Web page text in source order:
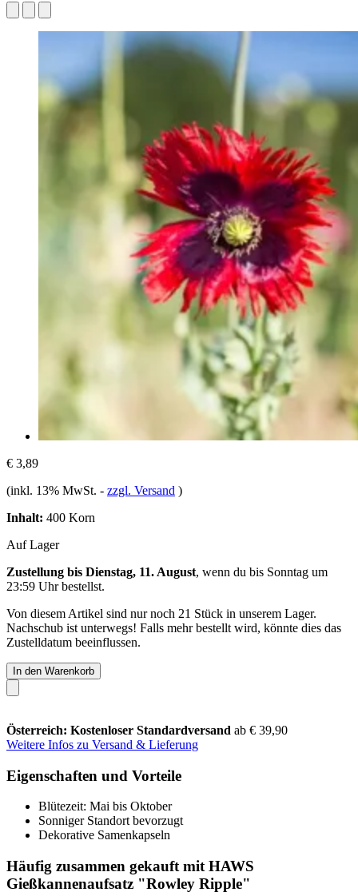
€ 3,89
(inkl. 13% MwSt. - zzgl. Versand )
Inhalt: 400 Korn
Auf Lager
Zustellung bis Dienstag, 11. August, wenn du bis Sonntag um
23:59 Uhrbestellst.
Von diesem Artikel sind nur noch 21 Stück in unserem Lager.
Nachschub ist unterwegs! Falls mehr bestellt wird, könnte dies das
Zustelldatum beeinflussen.
In den Warenkorb
Österreich: Kostenloser Standardversand ab € 39,90
Weitere Infos zu Versand & Lieferung
Eigenschaften und Vorteile
Blütezeit: Mai bis Oktober
Sonniger Standort bevorzugt
Dekorative Samenkapseln
Häufig zusammen gekauft mit HAWS
Gießkannenaufsatz "Rowley Ripple"